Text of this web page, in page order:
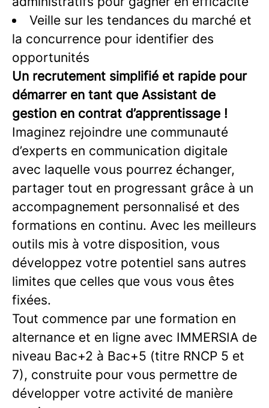
Veille sur les tendances du marché et
la concurrence pour identifier des
opportunités
Un recrutement simplifié et rapide pour
démarrer en tant que Assistant de
gestion en contrat d’apprentissage !
Imaginez rejoindre une communauté
d’experts en communication digitale
avec laquelle vous pourrez échanger,
partager tout en progressant grâce à un
accompagnement personnalisé et des
formations en continu. Avec les meilleurs
outils mis à votre disposition, vous
développez votre potentiel sans autres
limites que celles que vous vous êtes
fixées.
Tout commence par une formation en
alternance et en ligne avec IMMERSIA de
niveau Bac+2 à Bac+5 (titre RNCP 5 et
7), construite pour vous permettre de
développer votre activité de manière